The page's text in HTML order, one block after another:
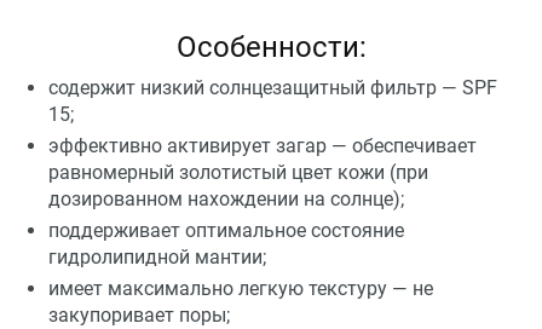
Особенности:
содержит низкий солнцезащитный фильтр — SPF
15;
эффективно активирует загар — обеспечивает
равномерный золотистый цвет кожи (при
дозированном нахождении на солнце);
поддерживает оптимальное состояние
гидролипидной мантии;
имеет максимально легкую текстуру — не
закупоривает поры;